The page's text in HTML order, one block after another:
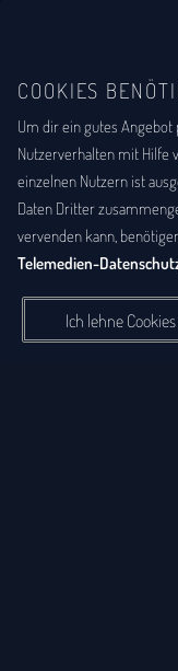
COOKIES
Um dir ein gutes
Nutzerverhalten mit Hilfe
einzelnen Nutzern ist
Daten Dritter
vervenden kann,
Telemedien-
Ich lehne Cookies
DU BIST DER
Eine große Sammlung
und anderen Werken.
alphabetisch nach
Songtexte und Poesie.